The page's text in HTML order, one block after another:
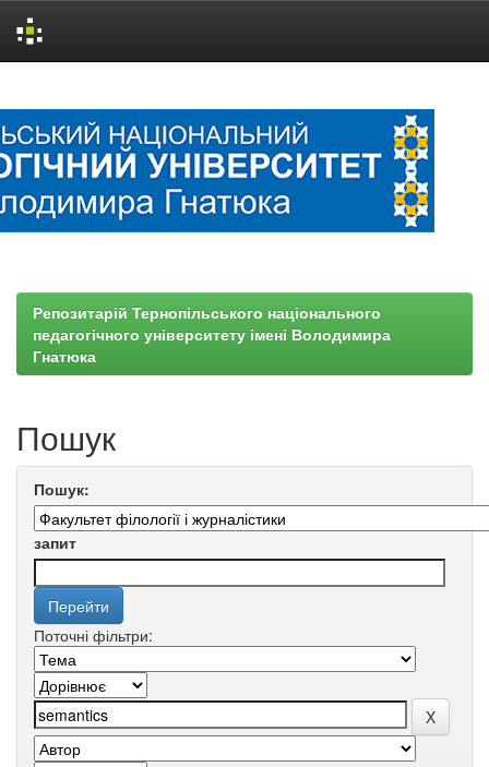
Репозитарій Тернопільського національного
педагогічного університету імені Володимира
Гнатюка
Пошук
Пошук:
запит
Поточні фільтри: